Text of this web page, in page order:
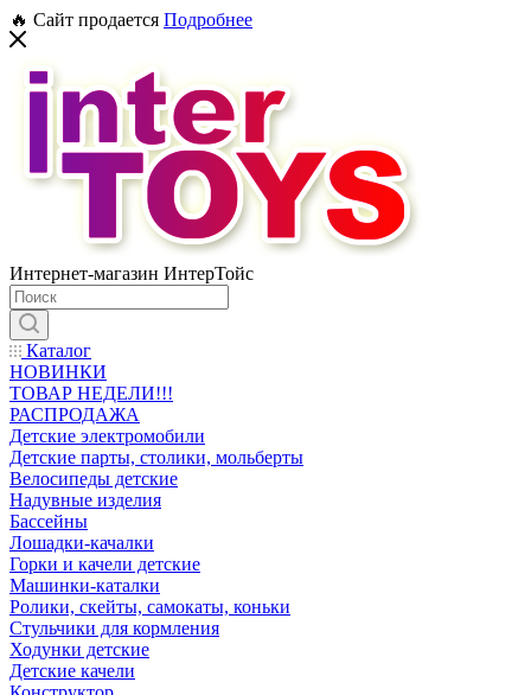
🔥 Сайт продается Подробнее
Интернет-магазин ИнтерТойс
Каталог
НОВИНКИ
ТОВАР НЕДЕЛИ!!!
РАСПРОДАЖА
Детские электромобили
Детские парты, столики, мольберты
Велосипеды детские
Надувные изделия
Бассейны
Лошадки-качалки
Горки и качели детские
Машинки-каталки
Ролики, скейты, самокаты, коньки
Стульчики для кормления
Ходунки детские
Детские качели